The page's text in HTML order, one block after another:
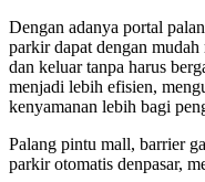
Dengan adanya portal
parkir dapat dengan
dan keluar tanpa harus
menjadi lebih efisien,
kenyamanan lebih bagi
Palang pintu mall, barrier
parkir otomatis denpasar,